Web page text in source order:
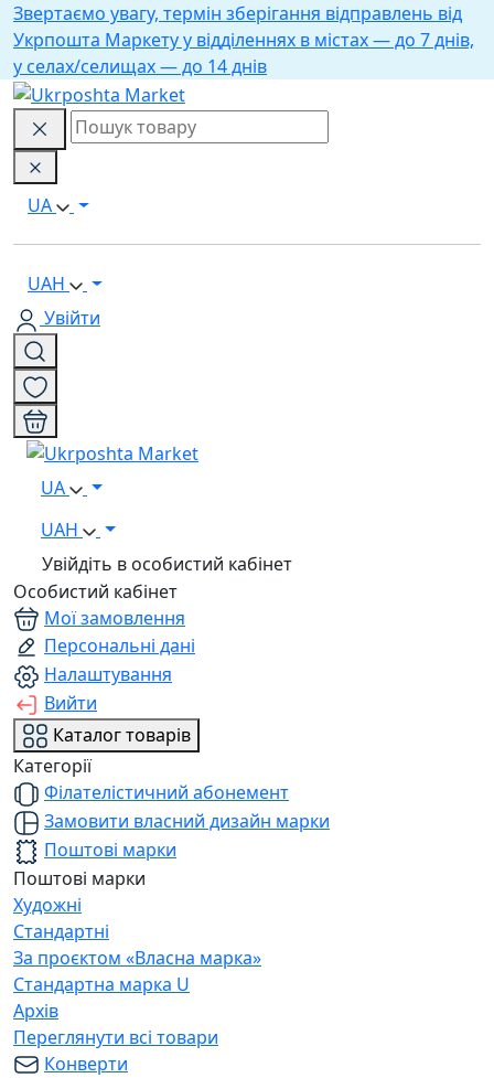
Звертаємо увагу, термін зберігання відправлень від
Укрпошта Маркету у відділеннях в містах — до 7 днів,
у селах/селищах — до 14 днів
UA
UAH
Увійти
UA
UAH
Увійдіть в особистий кабінет
Особистий кабінет
Мої замовлення
Персональні дані
Налаштування
Вийти
Каталог товарів
Категорії
Філателістичний абонемент
Замовити власний дизайн марки
Поштові марки
Поштові марки
Художні
Стандартні
За проєктом «Власна марка»
Стандартна марка U
Архів
Переглянути всі товари
Конверти